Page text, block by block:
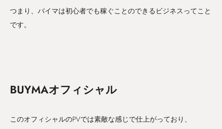
つまり、バイマは初心者でも稼ぐことのできるビジネスってこと
です。
BUYMAオフィシャル
このオフィシャルのPVでは素敵な感じで仕上がっており、